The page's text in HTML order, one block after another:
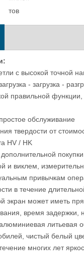
портативный тестер
Brinell B-3000P
тов
с высокой точной
- загрузка -
правильной
обслуживание
твердости от
HV / HK
покупки
и виклем,
привычкам
в течение
может иметь
время задержки,
литьевая
чистый белый
многих лет